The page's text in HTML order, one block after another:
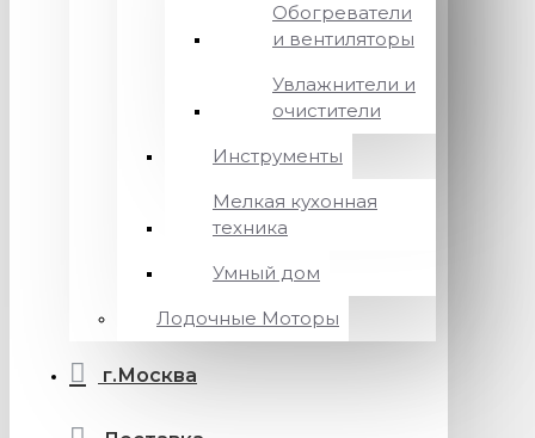
Обогреватели
и вентиляторы
Увлажнители и
очистители
Инструменты
Мелкая кухонная
техника
Умный дом
Лодочные Моторы
г.Москва